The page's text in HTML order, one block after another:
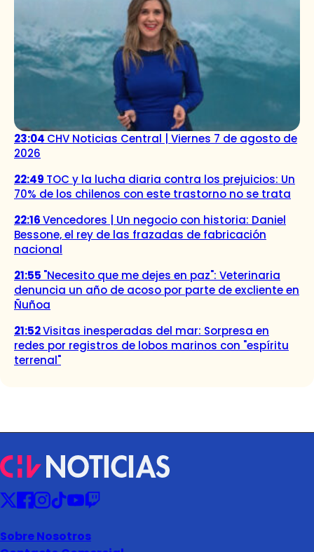
23:04 CHV Noticias Central | Viernes 7 de agosto de
2026
22:49 TOC y la lucha diaria contra los prejuicios: Un
70% de los chilenos con este trastorno no se trata
22:16Vencedores | Un negocio con historia: Daniel
Bessone, el rey de las frazadas de fabricación
nacional
21:55 "Necesito que me dejes en paz": Veterinaria
denuncia un año de acoso por parte de excliente en
Ñuñoa
21:52Visitas inesperadas del mar: Sorpresa en
redes por registros de lobos marinos con "espíritu
terrenal"
Sobre Nosotros